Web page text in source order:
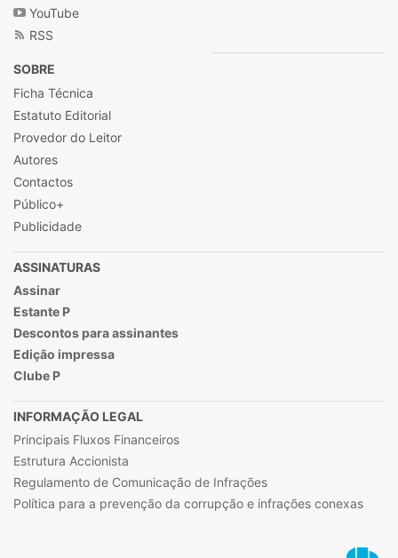
YouTube
RSS
SOBRE
Ficha Técnica
Estatuto Editorial
Provedor do Leitor
Autores
Contactos
Público+
Publicidade
ASSINATURAS
Assinar
Estante P
Descontos para assinantes
Edição impressa
Clube P
INFORMAÇÃO LEGAL
Principais Fluxos Financeiros
Estrutura Accionista
Regulamento de Comunicação de Infrações
Política para a prevenção da corrupção e infrações conexas